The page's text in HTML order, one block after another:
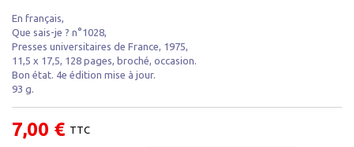
En français,
Que sais-je ? n°1028,
Presses universitaires de France, 1975,
11,5 x 17,5, 128 pages, broché, occasion .
Bon état. 4e édition mise à jour.
93 g.
7,00 € TTC